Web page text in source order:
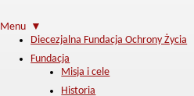
Menu ▼
Diecezjalna Fundacja Ochrony Życia
Fundacja
Misja i cele
Historia